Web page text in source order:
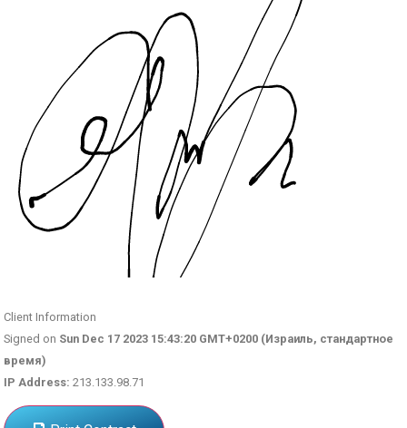
Client Information
Signed on Sun Dec 17 2023 15:43:20 GMT+0200 (Израиль, стандартное
время)
IP Address: 213.133.98.71